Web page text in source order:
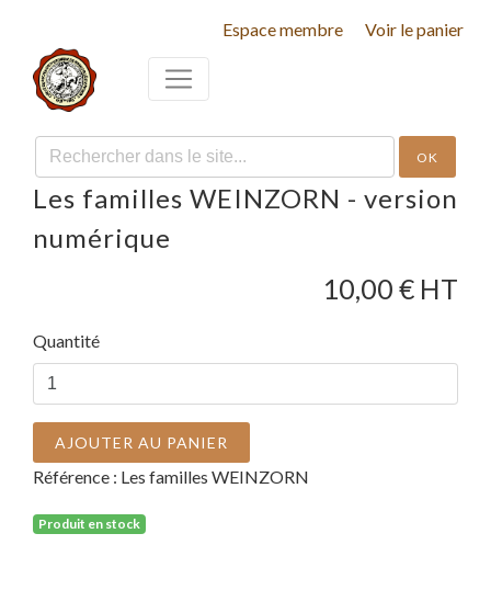
Espace membre Voir le panier
OK
Les familles WEINZORN - version
numérique
10,00 € HT
Quantité
AJOUTER AU PANIER
Référence : Les familles WEINZORN
Produit en stock